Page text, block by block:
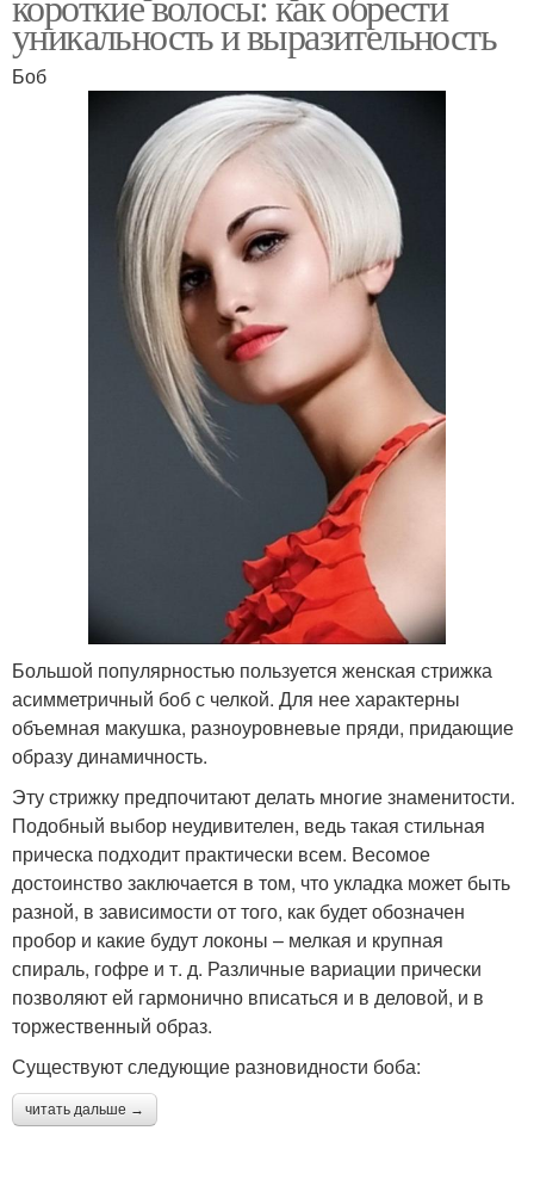
уникальность и выразительность
Боб
Большой популярностью пользуется женская стрижка
асимметричный боб с челкой. Для нее характерны
объемная макушка, разноуровневые пряди, придающие
образу динамичность.
Эту стрижку предпочитают делать многие знаменитости.
Подобный выбор неудивителен, ведь такая стильная
прическа подходит практически всем. Весомое
достоинство заключается в том, что укладка может быть
разной, в зависимости от того, как будет обозначен
пробор и какие будут локоны – мелкая и крупная
спираль, гофре и т. д. Различные вариации прически
позволяют ей гармонично вписаться и в деловой, и в
торжественный образ.
Существуют следующие разновидности боба:
читать дальше →